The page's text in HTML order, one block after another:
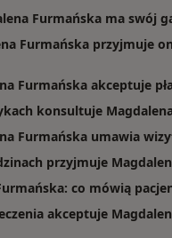
Furmańska ma swój
Furmańska przyjmuje
Furmańska akceptuje
konsultuje
Furmańska umawia
przyjmuje
co mówią
akceptuje